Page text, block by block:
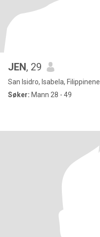
JEN, 29
San Isidro, Isabela, Filippinene
Søker: Mann 28 - 49